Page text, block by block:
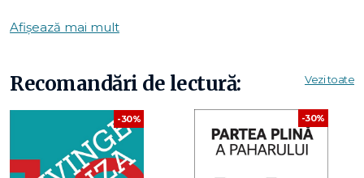
showbizului cu strategii de ultimă oră pentru a ajuta pe
Remediile rapide nu sunt bune, dar ameliorările corecte
pot duce la pierderea permanentă a greutăţii. Nimeni nu s-
a născut gras şi nici menit să aibă celulită. Oricine —serios,
oricine —poate fi slab. Cartea de faţă te va învăţa cum!
„Senzaţia editorială care rivalizează cu Dieta Dukan."
Afișează mai mult
Recomandări de lectură: Vezi toate
-30% -30%